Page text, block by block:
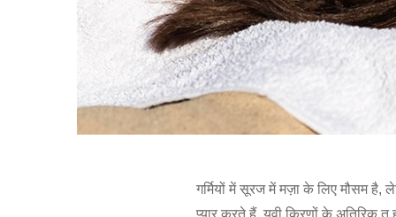
गर्मियों में सूरज में मज़ा के लिए मौसम
प्यार करते हैं, यूवी किरणों के अतिरिक्